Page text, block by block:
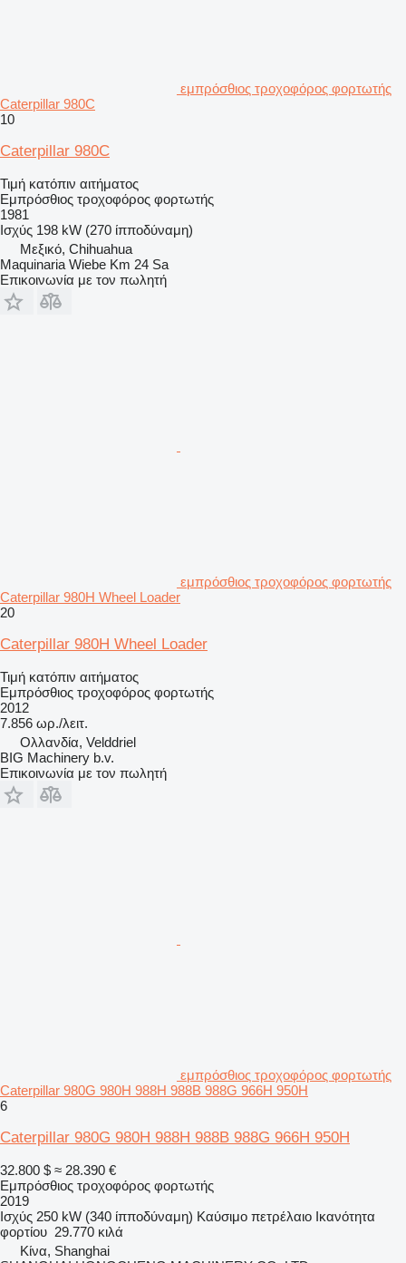
εμπρόσθιος τροχοφόρος φορτωτής
Caterpillar 980C
10
Caterpillar 980C
Τιμή κατόπιν αιτήματος
Εμπρόσθιος τροχοφόρος φορτωτής
1981
Ισχύς 198 kW (270 ίπποδύναμη)
Μεξικό, Chihuahua
Maquinaria Wiebe Km 24 Sa
Επικοινωνία με τον πωλητή
εμπρόσθιος τροχοφόρος φορτωτής
Caterpillar 980H Wheel Loader
20
Caterpillar 980H Wheel Loader
Τιμή κατόπιν αιτήματος
Εμπρόσθιος τροχοφόρος φορτωτής
2012
7.856 ωρ./λειτ.
Ολλανδία, Velddriel
BIG Machinery b.v.
Επικοινωνία με τον πωλητή
εμπρόσθιος τροχοφόρος φορτωτής
Caterpillar 980G 980H 988H 988B 988G 966H 950H
6
Caterpillar 980G 980H 988H 988B 988G 966H 950H
32.800 $ ≈ 28.390 €
Εμπρόσθιος τροχοφόρος φορτωτής
2019
Ισχύς 250 kW (340 ίπποδύναμη) Καύσιμο πετρέλαιο Ικανότητα
φορτίου 29.770 κιλά
Κίνα, Shanghai